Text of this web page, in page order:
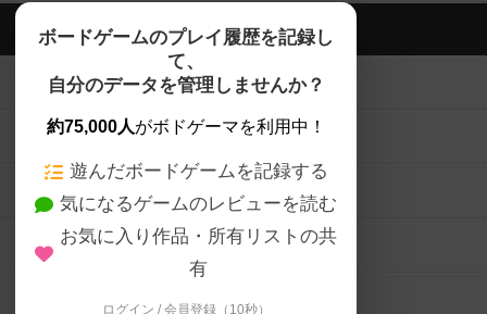
ボードゲームのプレイ履歴を記録し
て、
自分のデータを管理しませんか？
約75,000人がボドゲーマを利用中！
遊んだボードゲームを記録する
気になるゲームのレビューを読む
お気に入り作品・所有リストの共
有
ログイン / 会員登録（10秒）
ボドゲーマTOP
ボードゲームを検索する
ボードゲームの新着レビュー
ボードゲーム会情報
メカニクス特集
掲示板・トピックス